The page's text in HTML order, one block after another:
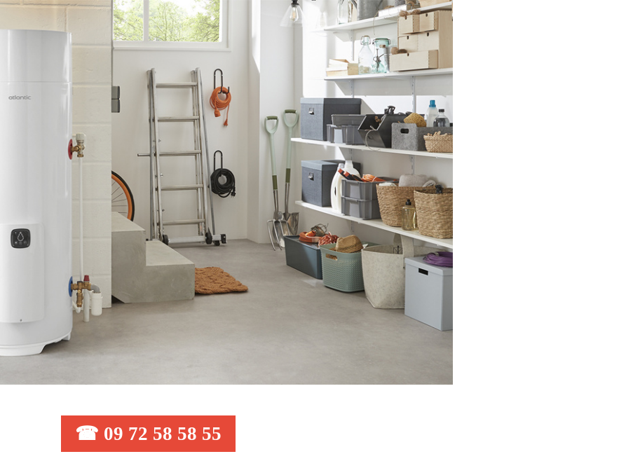
☎ 09 72 58 58 55